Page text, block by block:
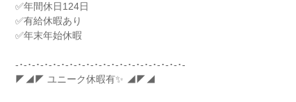
✅年間休日124日
✅有給休暇あり
✅年末年始休暇
-･-･-･-･-･-･-･-･-･-･-･-･-･-･-･-･-･-･-･-･-
◤◢◤ ユニーク休暇有✨ ◢◤◢